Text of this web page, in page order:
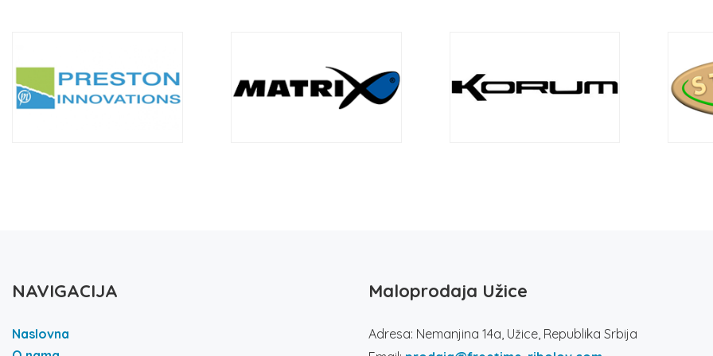
NAVIGACIJA
Naslovna
Maloprodaja Užice
Adresa: Nemanjina 14a, Užice, Republika Srbija